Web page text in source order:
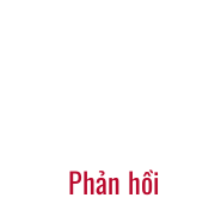
Phản hồi